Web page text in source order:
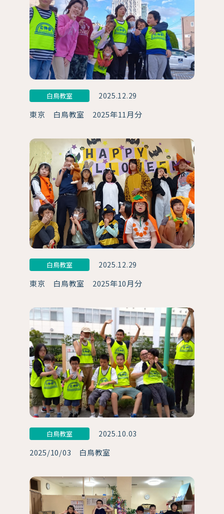
白鳥教室 2025.12.29
東京 白鳥教室 2025年11月分
白鳥教室 2025.12.29
東京 白鳥教室 2025年10月分
白鳥教室 2025.10.03
2025/10/03 白鳥教室